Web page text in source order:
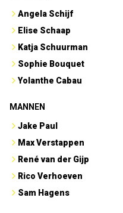
Angela Schijf
Elise Schaap
Katja Schuurman
Sophie Bouquet
Yolanthe Cabau
MANNEN
Jake Paul
Max Verstappen
René van der Gijp
Rico Verhoeven
Sam Hagens